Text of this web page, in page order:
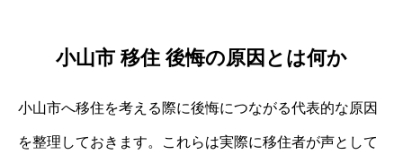
小山市 移住 後悔の原因とは何か
小山市へ移住を考える際に後悔につながる代表的な原因
を整理しておきます。これらは実際に移住者が声として